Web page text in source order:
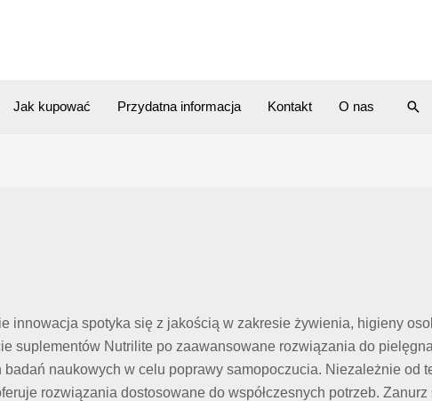
Jak kupować Przydatna informacja Kontakt O nas
innowacja spotyka się z jakością w zakresie żywienia, higieny
suplementów Nutrilite po zaawansowane rozwiązania do
naukowych w celu poprawy samopoczucia. Niezależnie od
rozwiązania dostosowane do współczesnych potrzeb.